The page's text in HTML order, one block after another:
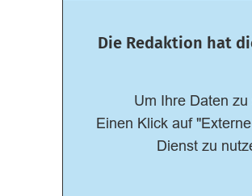
Die Redaktion hat
Um Ihre Daten
Einen Klick auf
Dienst zu